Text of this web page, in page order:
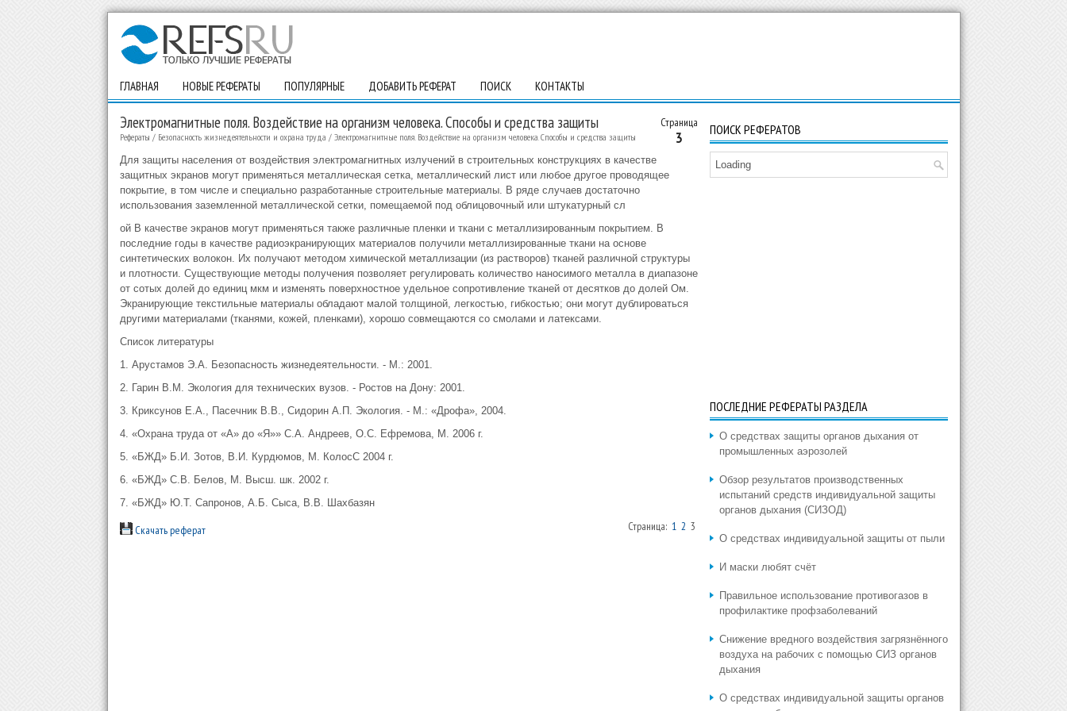
ГЛАВНАЯ НОВЫЕ РЕФЕРАТЫ ПОПУЛЯРНЫЕ ДОБАВИТЬ РЕФЕРАТ ПОИСК КОНТАКТЫ
Страница
3
Электромагнитные поля. Воздействие на организм человека. Способы и средства защиты
Рефераты / Безопасность жизнедеятельности и охрана труда / Электромагнитные поля. Воздействие на организм человека. Способы и средства защиты
Для защиты населения от воздействия электромагнитных излучений в строительных конструкциях в качестве
защитных экранов могут применяться металлическая сетка, металлический лист или любое другое проводящее
покрытие, в том числе и специально разработанные строительные материалы. В ряде случаев достаточно
использования заземленной металлической сетки, помещаемой под облицовочный или штукатурный сл
ой В качестве экранов могут применяться также различные пленки и ткани с металлизированным покрытием. В
последние годы в качестве радиоэкранирующих материалов получили металлизированные ткани на основе
синтетических волокон. Их получают методом химической металлизации (из растворов) тканей различной структуры
и плотности. Существующие методы получения позволяет регулировать количество наносимого металла в диапазоне
от сотых долей до единиц мкм и изменять поверхностное удельное сопротивление тканей от десятков до долей Ом.
Экранирующие текстильные материалы обладают малой толщиной, легкостью, гибкостью; они могут дублироваться
другими материалами (тканями, кожей, пленками), хорошо совмещаются со смолами и латексами.
Список литературы
1. Арустамов Э.А. Безопасность жизнедеятельности. - М.: 2001.
2. Гарин В.М. Экология для технических вузов. - Ростов на Дону: 2001.
3. Криксунов Е.А., Пасечник В.В., Сидорин А.П. Экология. - М.: «Дрофа», 2004.
4. «Охрана труда от «А» до «Я»» С.А. Андреев, О.С. Ефремова, М. 2006 г.
5. «БЖД» Б.И. Зотов, В.И. Курдюмов, М. КолосС 2004 г.
6. «БЖД» С.В. Белов, М. Высш. шк. 2002 г.
7. «БЖД» Ю.Т. Сапронов, А.Б. Сыса, В.В. Шахбазян
Скачать реферат Страница: 1 2 3
ПОИСК РЕФЕРАТОВ
Loading
ПОСЛЕДНИЕ РЕФЕРАТЫ РАЗДЕЛА
О средствах защиты органов дыхания от
промышленных аэрозолей
Обзор результатов производственных
испытаний средств индивидуальной защиты
органов дыхания (СИЗОД)
О средствах индивидуальной защиты от пыли
И маски любят счёт
Правильное использование противогазов в
профилактике профзаболеваний
Снижение вредного воздействия загрязнённого
воздуха на рабочих с помощью СИЗ органов
дыхания
О средствах индивидуальной защиты органов